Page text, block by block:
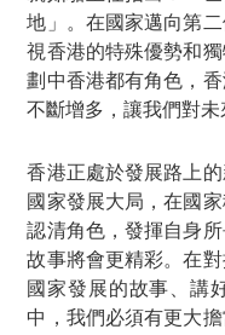
地」。在國家邁向第
視香港的特殊優勢和
劃中香港都有角色，
不斷增多，讓我們對未
香港正處於發展路上
國家發展大局，在國
認清角色，發揮自身
故事將會更精彩。在
國家發展的故事、講
中，我們必須有更大